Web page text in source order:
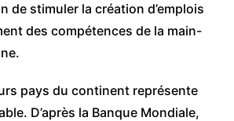
de stimuler la création d’emplois
des compétences de la main-
pays du continent représente
D’après la Banque Mondiale,